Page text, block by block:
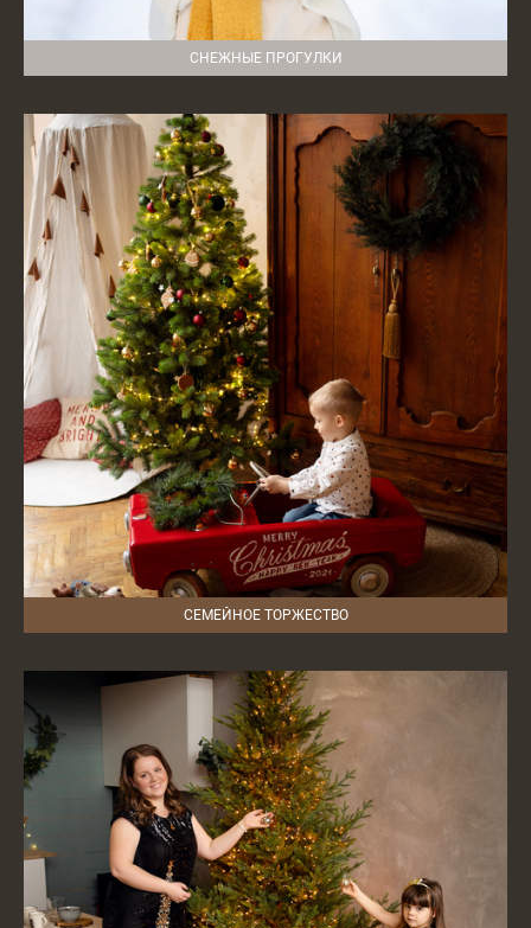
СНЕЖНЫЕ ПРОГУЛКИ
СЕМЕЙНОЕ ТОРЖЕСТВО